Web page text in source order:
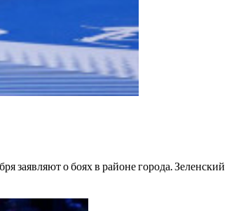
заявляют о боях в районе города. Зеленский